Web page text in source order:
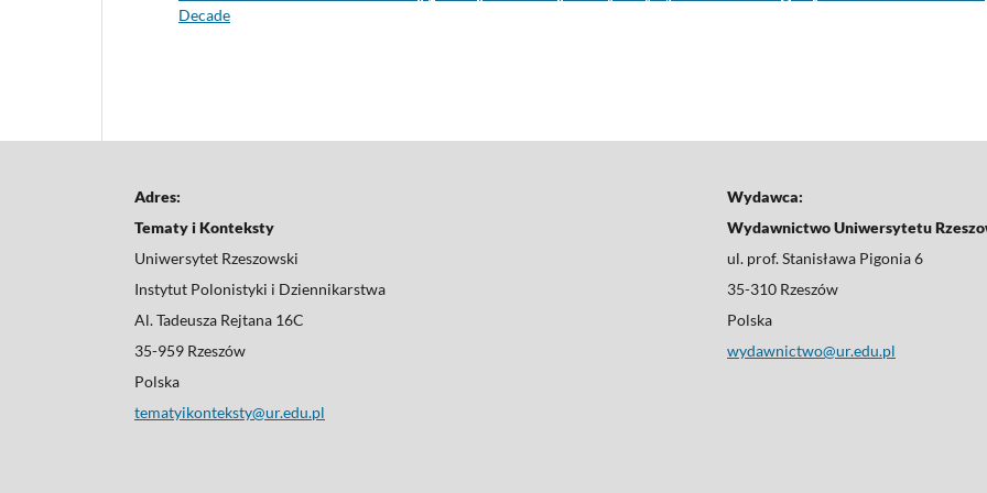
Decade
Adres:
Tematy i Konteksty
Uniwersytet Rzeszowski
Instytut Polonistyki i Dziennikarstwa
Al. Tadeusza Rejtana 16C
35-959 Rzeszów
Polska
tematyikonteksty@ur.edu.pl
Wydawca:
Wydawnictwo Uniwersytetu
ul. prof. Stanisława Pigonia 6
35-310 Rzeszów
Polska
wydawnictwo@ur.edu.pl